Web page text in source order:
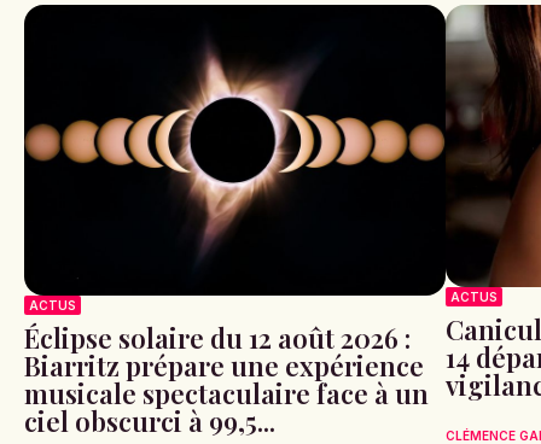
ACTUS
Éclipse solaire du 12 août 2026 :
Biarritz prépare une expérience
musicale spectaculaire face à un
ciel obscurci à 99,5...
ACTUS
14
CLÉMENCE